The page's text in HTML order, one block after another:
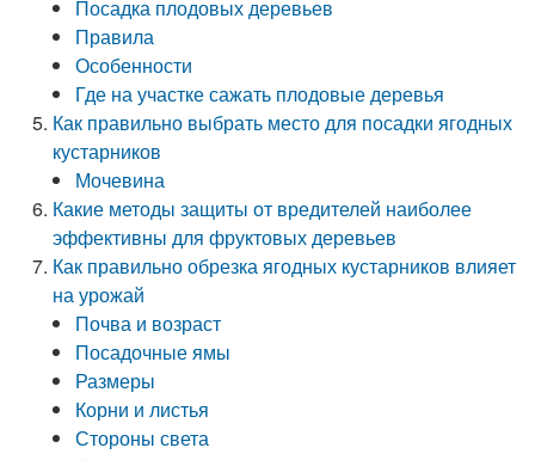
Посадка плодовых деревьев
Правила
Особенности
Где на участке сажать плодовые деревья
Как правильно выбрать место для посадки ягодных
кустарников
Мочевина
Какие методы защиты от вредителей наиболее
эффективны для фруктовых деревьев
Как правильно обрезка ягодных кустарников влияет
на урожай
Почва и возраст
Посадочные ямы
Размеры
Корни и листья
Стороны света